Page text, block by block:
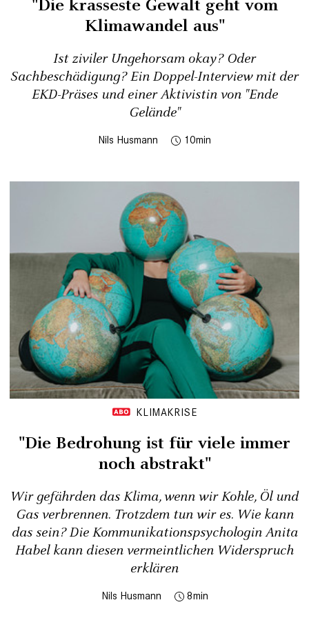
"Die krasseste Gewalt geht vom
Klimawandel aus"
Ist ziviler Ungehorsam okay? Oder
Sachbeschädigung? Ein Doppel-Interview mit der
EKD-Präses und einer Aktivistin von "Ende
Gelände"
Nils Husmann 10
KLIMAKRISE
"Die Bedrohung ist für viele immer
noch abstrakt"
Wir gefährden das Klima, wenn wir Kohle, Öl und
Gas verbrennen. Trotzdem tun wir es. Wie kann
das sein? Die Kommunikationspsychologin Anita
Habel kann diesen vermeintlichen Widerspruch
erklären
Nils Husmann 8